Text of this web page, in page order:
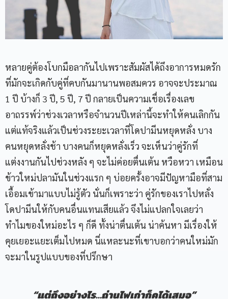
หลายคู่ต้องโบกมือลากันไปเพราะสัมผัสได้ถึงอาการหมดรัก
ที่มักจะเกิดกับคู่ที่คบกันมานานพอสมควร อาจจะประมาณ
1 ปี บ้างก็ 3 ปี, 5 ปี, 7 ปี กลายเป็นความเชื่อเรื่องเลข
อาถรรพ์ว่าช่วงเวลาหรือจำนวนปีเหล่านี้จะทำให้คนเลิกกัน
แต่แท้จริงแล้วเป็นช่วงระยะเวลาที่โดปามีนหยุดหลั่ง บาง
คนหยุดหลั่งช้า บางคนก็หยุดหลั่งเร็ว จะเห็นว่าคู่รักที่
แต่งงานกันไปช่วงหลัง ๆ จะไม่ค่อยตื่นเต้น หวือหวา เหมือน
ข้าวใหม่ปลามันในช่วงแรก ๆ บ่อยครั้งอาจมีปัญหามือที่สาม
เอื้อมเข้ามาแบบไม่รู้ตัว นั่นก็เพราะว่า คู่รักของเราไปหลั่ง
โดปามีนให้กับคนอื่นแทนเสียแล้ว จึงไม่แปลกใจเลยว่า
ทำไมของใหม่อะไร ๆ ก็ดี ทั้งน่าตื่นเต้น น่าค้นหา มีเรื่องให้
คุยเยอะแยะเต็มไปหมด นี่แหละนะที่เขาบอกว่าคนใหม่มัก
จะมาในรูปแบบของที่ปรึกษา
“แต่ถึงอย่างไร…ถ่านไฟเก่าก็คุได้เสมอ”